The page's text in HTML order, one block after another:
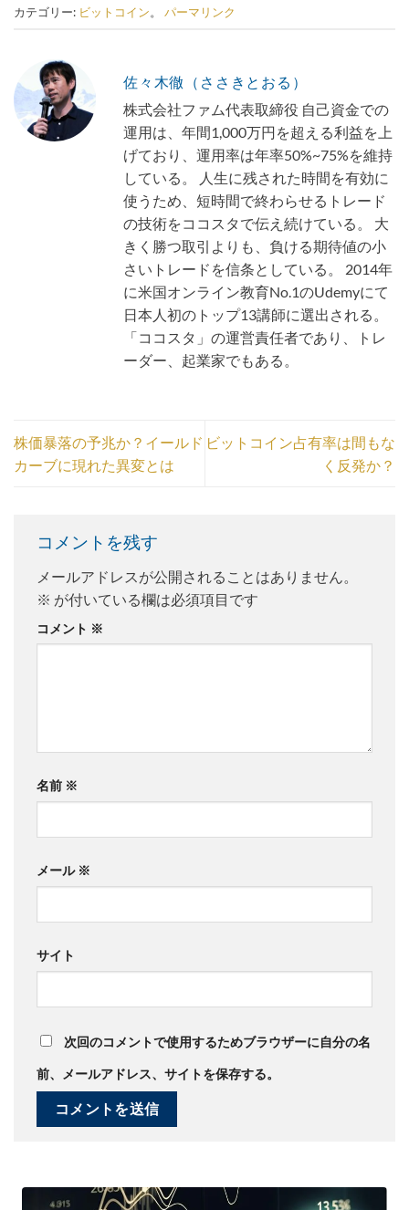
カテゴリー: ビットコイン。 パーマリンク
佐々木徹（ささきとおる）
株式会社ファム代表取締役 自己資金での
運用は、年間1,000万円を超える利益を上
げており、運用率は年率50%~75%を維持
している。 人生に残された時間を有効に
使うため、短時間で終わらせるトレード
の技術をココスタで伝え続けている。 大
きく勝つ取引よりも、負ける期待値の小
さいトレードを信条としている。 2014年
に米国オンライン教育No.1のUdemyにて
日本人初のトップ13講師に選出される。
「ココスタ」の運営責任者であり、トレ
ーダー、起業家でもある。
株価暴落の予兆か？イールド
カーブに現れた異変とは
ビットコイン占有率は間もな
く反発か？
コメントを残す
メールアドレスが公開されることはありません。
※ が付いている欄は必須項目です
コメント ※
名前 ※
メール ※
サイト
次回のコメントで使用するためブラウザーに自分の名
前、メールアドレス、サイトを保存する。